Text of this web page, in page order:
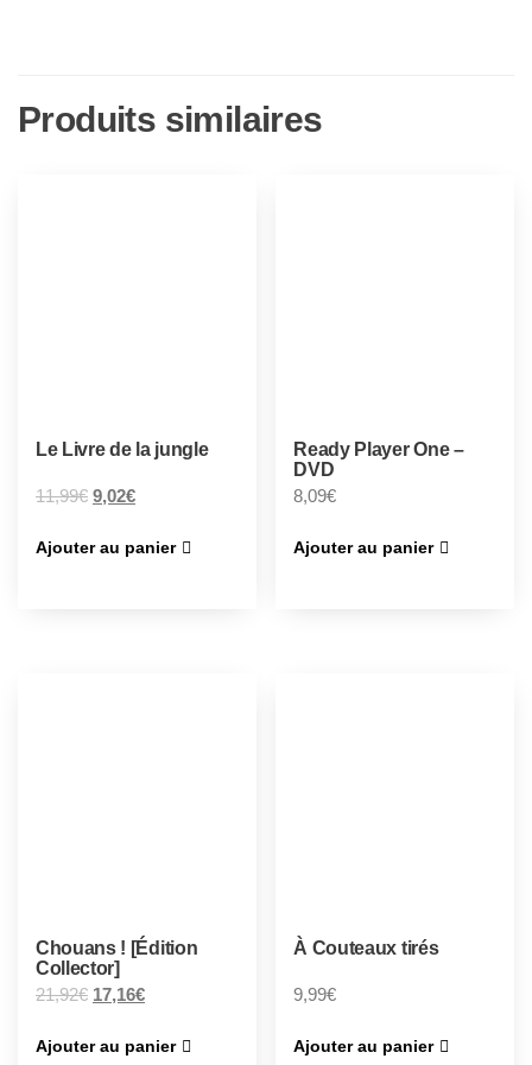
Produits similaires
Le Livre de la jungle
11,99€ 9,02€
Ajouter au panier
Ready Player One –
DVD
8,09€
Ajouter au panier
Chouans ! [Édition
Collector]
21,92€ 17,16€
Ajouter au panier
À Couteaux tirés
9,99€
Ajouter au panier